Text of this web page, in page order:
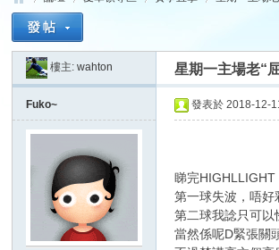
» › ›
樓主:wahton 星期一主場老“
Fuko~ 發表於 2018-12-
睇完HIGHLLIGHT
第一球失波，唔好
第二球我諗只可以
當然係呢D緊張關